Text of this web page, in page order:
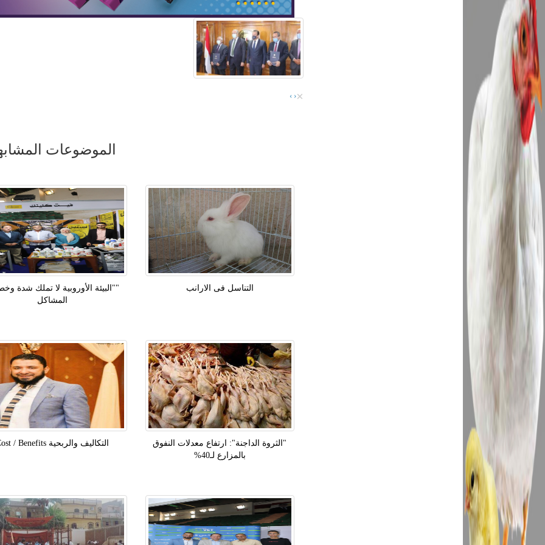
‹
› ×
الموضوعات
""البيئة الأوروبية لا تملك شدة
المشاكل
التناسل فى الارانب
التكاليف والربحية Cost / Benefits
"الثروة الداجنة": ارتفاع معدلات النفوق
بالمزارع لـ40%